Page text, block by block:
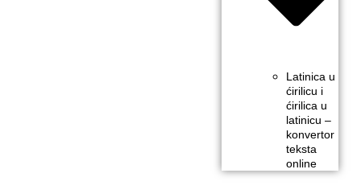
Latinica u
ćirilicu i
ćirilica u
latinicu –
konvertor
teksta
online